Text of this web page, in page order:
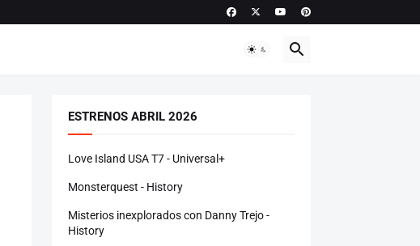
ESTRENOS ABRIL 2026
Love Island USA T7 - Universal+
Monsterquest - History
Misterios inexplorados con Danny Trejo -
History